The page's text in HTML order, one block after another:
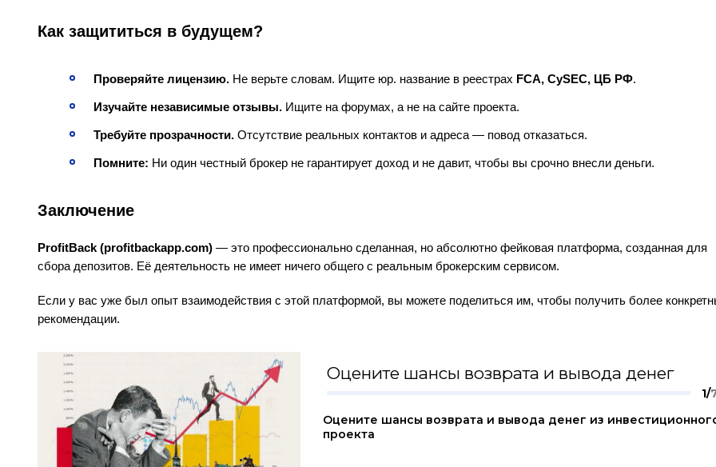
Как защититься в будущем?
Проверяйте лицензию. Не верьте словам. Ищите юр. название в реестрах FCA, CySEC, ЦБ РФ.
Изучайте независимые отзывы. Ищите на форумах, а не на сайте проекта.
Требуйте прозрачности. Отсутствие реальных контактов и адреса — повод отказаться.
Помните: Ни один честный брокер не гарантирует доход и не давит, чтобы вы срочно внесли деньги.
Заключение
ProfitBack (profitbackapp.com) — это профессионально сделанная, но абсолютно фейковая платформа, созданная для
сбора депозитов. Её деятельность не имеет ничего общего с реальным брокерским сервисом.
Если у вас уже был опыт взаимодействия с этой платформой, вы можете поделиться им, чтобы получить более
рекомендации.
Оцените шансы возврата и вывода денег
1/
Оцените шансы возврата и вывода денег из
проекта